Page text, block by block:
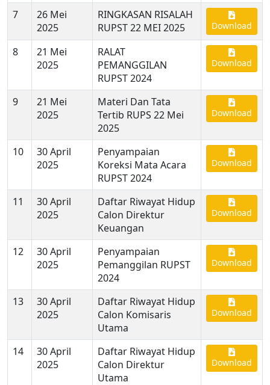
7
26 Mei
2025
RINGKASAN RISALAH
RUPST 22 MEI 2025
Download
8
21 Mei
2025
RALAT
PEMANGGILAN
RUPST 2024
Download
9
21 Mei
2025
Materi Dan Tata
Tertib RUPS 22 Mei
2025
Download
10
30 April
2025
Penyampaian
Koreksi Mata Acara
RUPST 2024
Download
11
30 April
2025
Daftar Riwayat Hidup
Calon Direktur
Keuangan
Download
12
30 April
2025
Penyampaian
Pemanggilan RUPST
2024
Download
13
30 April
2025
Daftar Riwayat Hidup
Calon Komisaris
Utama
Download
14
30 April
2025
Daftar Riwayat Hidup
Calon Direktur
Utama
Download